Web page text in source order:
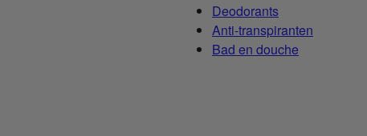
Deodorants
Anti-transpiranten
Bad en douche